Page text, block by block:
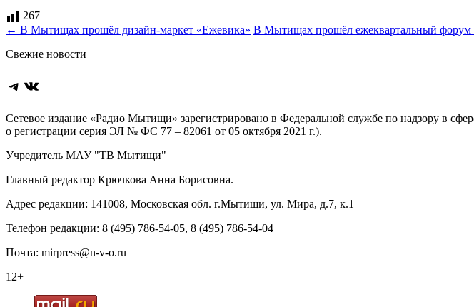
267
Навигация
по
← В Мытищах прошёл дизайн‑маркет «Ежевика» В Мытищах прошёл ежеквартальный форум
Свежие новости
Telegram
ВКонтакте
Сетевое издание «Радио Мытищи» зарегистрировано в Федеральной службе по надзору в
о регистрации серия ЭЛ № ФС 77 – 82061 от 05 октября 2021 г.).
Учредитель МАУ "ТВ Мытищи"
Главный редактор Крючкова Анна Борисовна.
Адрес редакции: 141008, Московская обл. г.Мытищи, ул. Мира, д.7, к.1
Телефон редакции: 8 (495) 786-54-05, 8 (495) 786-54-04
Почта: mirpress@n-v-o.ru
12+